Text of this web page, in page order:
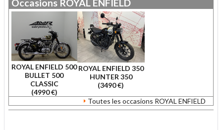
Occasions ROYAL ENFIELD
ROYAL ENFIELD 500
BULLET 500
CLASSIC
(4990 €)
ROYAL ENFIELD 350
HUNTER 350
(3490 €)
Toutes les occasions ROYAL ENFIELD